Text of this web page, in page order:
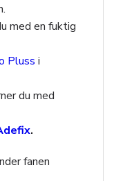
med en fuktig
Pluss i
du med
.
fanen